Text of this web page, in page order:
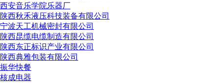
西安音乐学院乐器厂
陕西秋禾液压科技装备有限公司
宁波天工机械密封有限公司
陕西昆缆电缆制造有限公司
陕西东正标识产业有限公司
陕西典雅包装有限公司
振华快餐
核成电器